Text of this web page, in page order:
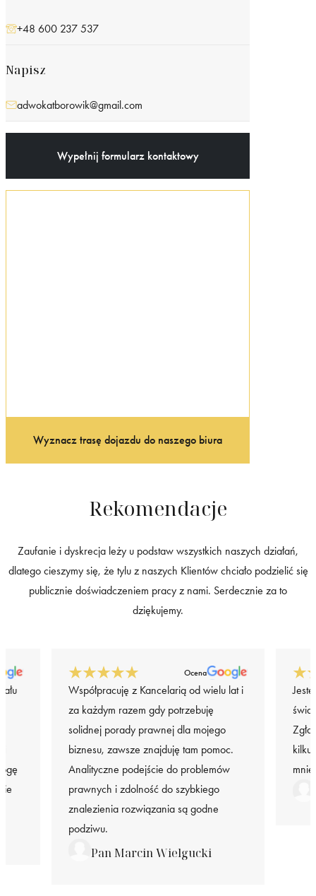
+48 600 237 537
Napisz
adwokatborowik@gmail.com
Wypełnij formularz kontaktowy
Wyznacz trasę dojazdu do naszego biura
Rekomendacje
Zaufanie i dyskrecja leży u podstaw wszystkich naszych działań,
dlatego cieszymy się, że tylu z naszych Klientów chciało podzielić się
publicznie doświadczeniem pracy z nami. Serdecznie za to
dziękujemy.
Ocena
Współpracuję z Kancelarią od wielu lat i
za każdym razem gdy potrzebuję
solidnej porady prawnej dla mojego
biznesu, zawsze znajduję tam pomoc.
Analityczne podejście do problemów
prawnych i zdolność do szybkiego
znalezienia rozwiązania są godne
podziwu.
Pan Marcin Wielgucki
kilku